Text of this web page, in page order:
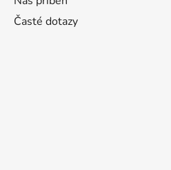
Časté dotazy